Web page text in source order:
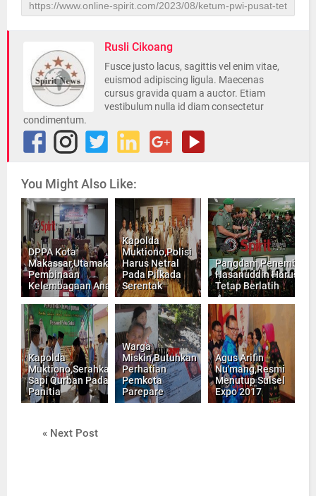
Rusli Cikoang
Fusce justo lacus, sagittis vel enim vitae,
euismod adipiscing ligula. Maecenas
cursus gravida quam a auctor. Etiam
vestibulum nulla id diam consectetur
condimentum.
You Might Also Like:
DPPA Kota
Makassar,Utamakan
Pembinaan
Kelembagaan Anak
Kapolda
Muktiono,Polisi
Harus Netral
Pada Pilkada
Serentak
Pangdam,Penembak
Hasanuddin Harus
Tetap Berlatih
Kapolda
Muktiono,Serahkan
Sapi Qurban Pada
Panitia
Warga
Miskin,Butuhkan
Perhatian
Pemkota
Parepare
Agus Arifin
Nu'mang,Resmi
Menutup Sulsel
Expo 2017
« Next Post